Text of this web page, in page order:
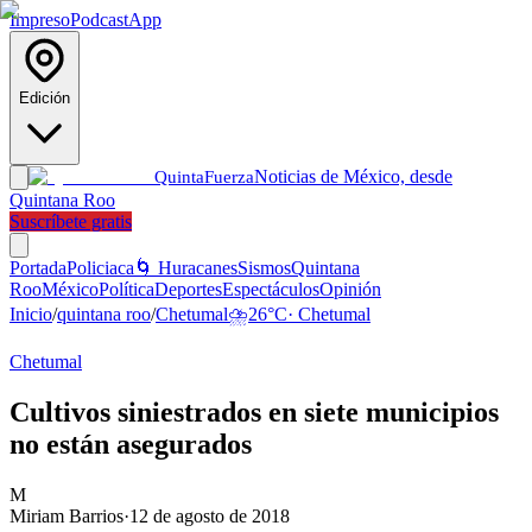
ImpresoPodcastApp
Edición
QuintaFuerzaNoticias de México, desde
Quintana Roo
Suscríbete gratis
PortadaPoliciaca 🌀 HuracanesSismosQuintana
RooMéxicoPolíticaDeportesEspectáculosOpinión
Inicio/quintana roo/Chetumal⛈️26°C· Chetumal
Chetumal
Cultivos siniestrados en siete municipios
no están asegurados
M
Miriam Barrios·12 de agosto de 2018